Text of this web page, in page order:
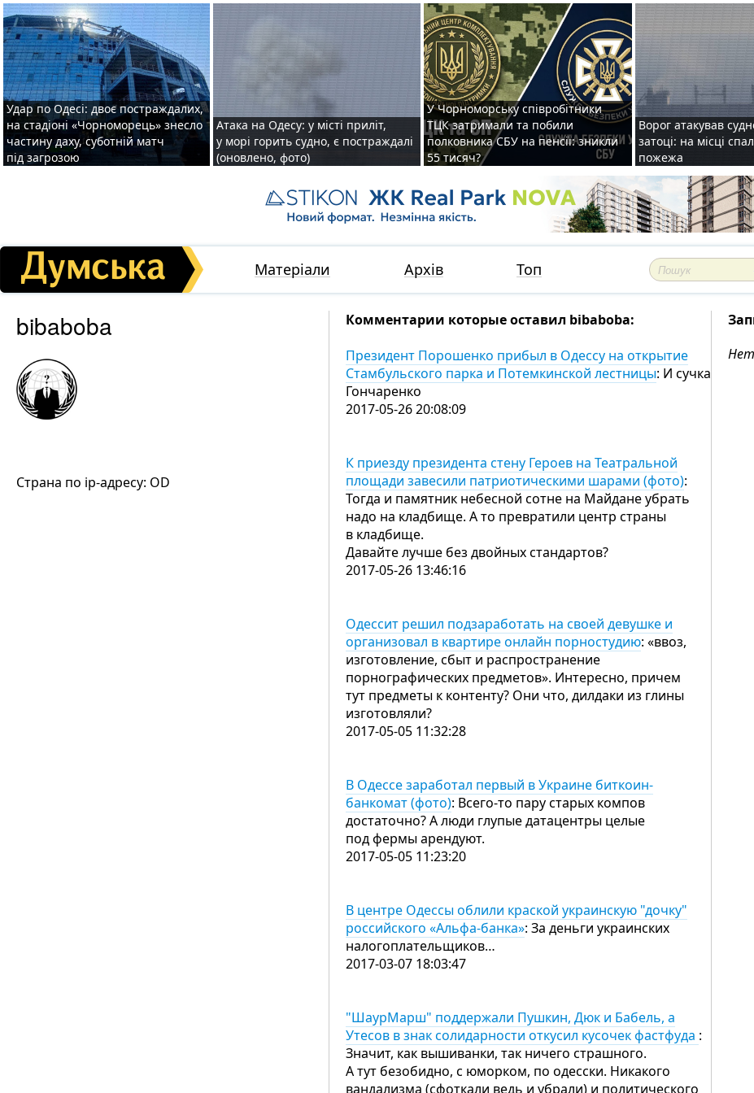
Удар по Одесі: двоє постраждалих,
на стадіоні «Чорноморець» знесло
частину даху, суботній матч
під загрозою
Атака на Одесу: у місті приліт,
у морі горить судно, є постраждалі
(оновлено, фото)
У Чорноморську співробітники
ТЦК затримали та побили
полковника СБУ на пенсії: зникли
55 тисяч?
Ворог атакував
затоці: на місці
пожежа
Матеріали Архів Топ
bibaboba
Страна по ip-адресу: OD
Комментарии которые оставил bibaboba:
Президент Порошенко прибыл в Одессу на открытие
Стамбульского парка и Потемкинской лестницы: И сучка
Гончаренко
2017-05-26 20:08:09
К приезду президента стену Героев на Театральной
площади завесили патриотическими шарами (фото):
Тогда и памятник небесной сотне на Майдане убрать
надо на кладбище. А то превратили центр страны
в кладбище.
Давайте лучше без двойных стандартов?
2017-05-26 13:46:16
Одессит решил подзаработать на своей девушке и
организовал в квартире онлайн порностудию: «ввоз,
изготовление, сбыт и распространение
порнографических предметов». Интересно, причем
тут предметы к контенту? Они что, дилдаки из глины
изготовляли?
2017-05-05 11:32:28
В Одессе заработал первый в Украине биткоин-
банкомат (фото): Всего-то пару старых компов
достаточно? А люди глупые датацентры целые
под фермы арендуют.
2017-05-05 11:23:20
В центре Одессы облили краской украинскую "дочку"
российского «Альфа-банка»: За деньги украинских
налогоплательщиков…
2017-03-07 18:03:47
"ШаурМарш" поддержали Пушкин, Дюк и Бабель, а
Утесов в знак солидарности откусил кусочек фастфуда :
Значит, как вышиванки, так ничего страшного.
А тут безобидно, с юморком, по одесски. Никакого
вандализма (сфоткали ведь и убрали) и политического